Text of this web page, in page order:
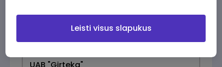
Leisti visus slapukus